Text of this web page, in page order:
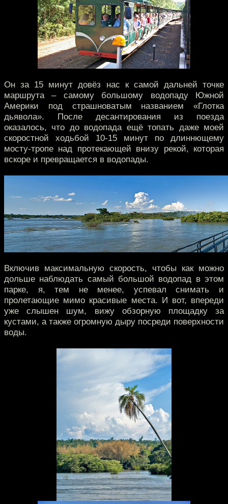
Он за 15 минут довёз нас к самой дальней точке
маршрута – самому большому водопаду Южной
Америки под страшноватым названием «Глотка
дьявола». После десантирования из поезда
оказалось, что до водопада ещё топать даже моей
скоростной ходьбой 10-15 минут по длиннющему
мосту-тропе над протекающей внизу рекой, которая
вскоре и превращается в водопады.
Включив максимальную скорость, чтобы как можно
дольше наблюдать самый большой водопад в этом
парке, я, тем не менее, успевал снимать и
пролетающие мимо красивые места. И вот, впереди
уже слышен шум, вижу обзорную площадку за
кустами, а также огромную дыру посреди поверхности
воды.